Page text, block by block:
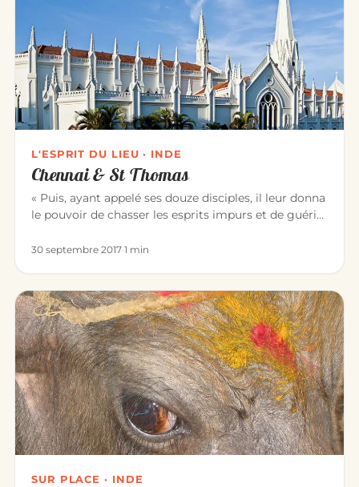
L'ESPRIT DU LIEU · INDE
Chennai & St Thomas
« Puis, ayant appelé ses douze disciples, il leur donna
le pouvoir de chasser les esprits impurs et de guérir
30 septembre 2017·1 min
SUR PLACE · INDE